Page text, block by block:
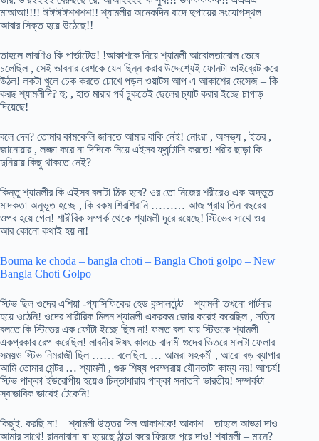
মাআআ!!!! ঈঈঈঈশশশশ!! শ্যামলীর অনেকদিন বাদে দুপায়ের সংযোগস্থল
আবার সিক্ত হয়ে উঠেছে!!
তাহলে লাবণিও কি পার্ভাটেড! !আকাশকে নিয়ে শ্যামলী আবোলতাবোল ভেবে
চলেছিল , সেই ভাবনার রেশকে যেন ছিন্ন করার উদ্দেশ্যেই ফোনটা ভাইব্রেট করে
উঠল! লকটা খুলে চেক করতে চোখে পড়ল ওয়াটস আপ এ আকাশের মেসেজ – কি
করছ শ্যামলীদি? হু: , হাত মারার পর্ব চুকতেই ছেলের চ্যাট করার ইচ্ছে চাগাড়
দিয়েছে!
বলে দেব? তোমার কামকেলি জানতে আমার বাকি নেই! নোংরা , অসভ্য , ইতর ,
জানোয়ার , লজ্জা করে না দিদিকে নিয়ে এইসব ফ্যান্টাসি করতে! শরীর ছাড়া কি
দুনিয়ায় কিছু থাকতে নেই?
কিন্তু শ্যামলীর কি এইসব বলাটা ঠিক হবে? ওর তো নিজের শরীরেও এক অদ্ভুত
মাদকতা অনুভূত হচ্ছে , কি রকম শিরশিরানি ……… আজ প্রায় তিন বছরের
ওপর হয়ে গেল! শারীরিক সম্পর্ক থেকে শ্যামলী দূরে রয়েছে! স্টিভের সাথে ওর
আর কোনো কথাই হয় না!
Bouma ke choda – bangla choti – Bangla Choti golpo – New
Bangla Choti Golpo
স্টিভ ছিল ওদের এশিয়া -প্যাসিফিকের হেড কন্সালটেন্ট – শ্যামলী তখনো পার্টনার
হয়ে ওঠেনি! ওদের শারীরিক মিলন শ্যামলী একরকম জোর করেই করেছিল , সত্যি
বলতে কি স্টিভের এক ফোঁটা ইচ্ছে ছিল না! ফলত বলা যায় স্টিভকে শ্যামলী
একপ্রকার রেপ করেছিল! লাবনীর ঈষৎ কালচে বাদামী গুদের ভিতরে মালটা ফেলার
সময়ও স্টিভ নিমরাজী ছিল …… বলেছিল. … আমরা সহকর্মী , আরো বড় ব্যাপার
আমি তোমার মেন্টর … শ্যামলী , গুরু শিষ্য পরম্পরায় যৌনতাটা কাম্য নয়! আশ্চর্য!
স্টিভ পাক্কা ইউরোপীয় হয়েও চিন্তাধারায় পাক্কা সনাতনী ভারতীয়! সম্পর্কটা
স্বাভাবিক ভাবেই টেকেনি!
কিছুই. করছি না! – শ্যামলী উত্তর দিল আকাশকে! আকাশ – তাহলে আড্ডা দাও
আমার সাথে! রান্নাবানা যা হয়েছে ঠান্ডা করে ফ্রিজে পুরে দাও! শ্যামলী – মানে?